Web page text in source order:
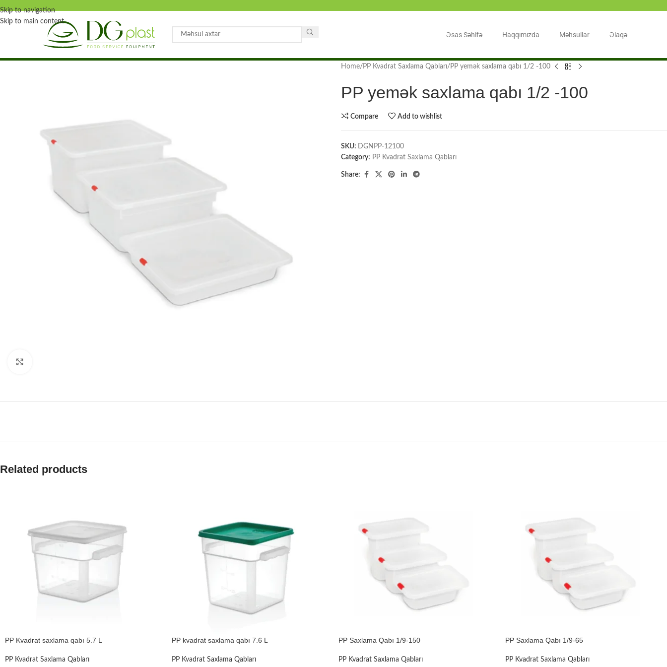
Skip to navigation
Skip to main content
Əsas Səhifə Haqqımızda Məhsullar Əlaqə
Home PP Kvadrat Saxlama Qabları PP yemək saxlama qabı 1/2 -100
PP yemək saxlama qabı 1/2 -100
Compare Add to wishlist
SKU: DGNPP-12100
Category: PP Kvadrat Saxlama Qabları
Share:
Related products
PP Kvadrat saxlama qabı 5.7 L
PP Kvadrat Saxlama Qabları
PP kvadrat saxlama qabı 7.6 L
PP Kvadrat Saxlama Qabları
PP Saxlama Qabı 1/9-150
PP Kvadrat Saxlama Qabları
PP Saxlama Qabı 1/9-65
PP Kvadrat Saxlama Qabları